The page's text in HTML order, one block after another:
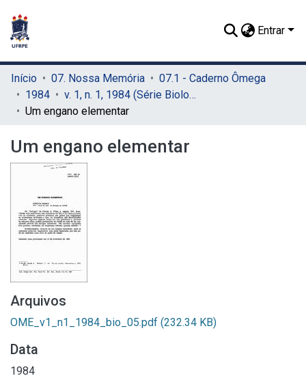
Entrar
Início 07. Nossa Memória
07.1 - Caderno Ômega
1984
v. 1, n. 1, 1984 (Série Biologia)
Um engano elementar
Um engano elementar
Arquivos
OME_v1_n1_1984_bio_05.pdf (232.34 KB)
Data
1984